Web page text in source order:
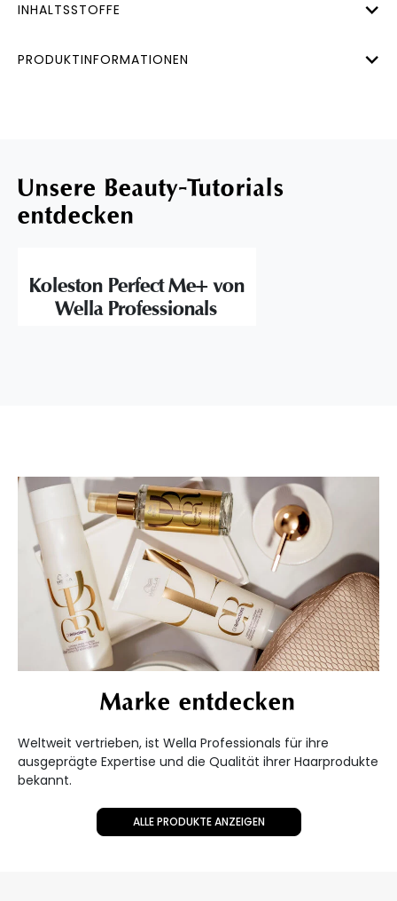
INHALTSSTOFFE
PRODUKTINFORMATIONEN
Unsere Beauty-Tutorials
entdecken
Koleston Perfect Me+ von
Wella Professionals
Marke entdecken
Weltweit vertrieben, ist Wella Professionals für ihre
ausgeprägte Expertise und die Qualität ihrer Haarprodukte
bekannt.
ALLE PRODUKTE ANZEIGEN